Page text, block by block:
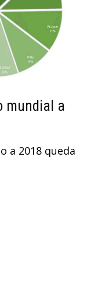
mundial a
a 2018 queda